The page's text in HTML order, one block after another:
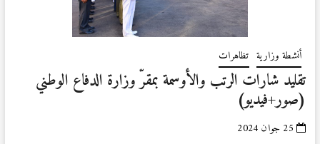
أنشطة وزارية تظاهرات
تقليد شارات الرتب والأوسمة بمقرّ وزارة الدفاع الوطني
(صور+فيديو)
25 جوان 2024